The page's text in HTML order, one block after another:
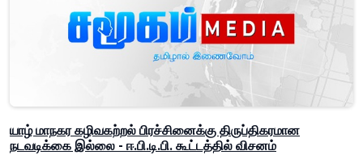
யாழ் மாநகர கழிவகற்றல் பிரச்சினைக்கு திருப்திகரமான
நடவடிக்கை இல்லை - ஈ.பி.டி.பி. கூட்டத்தில் விசனம்